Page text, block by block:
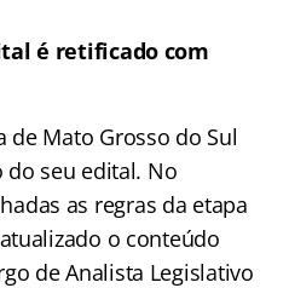
é retificado com
de Mato Grosso do Sul
do seu edital. No
as regras da etapa
o conteúdo
de Analista Legislativo